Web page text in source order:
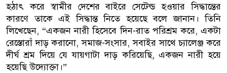
হঠাৎ করে স্বামীর দেশের বাইরে সেটেল্ড হওয়ার সিদ্ধান্তের
কারণে তাকে এই সিদ্ধান্ত নিতে হয়েছে বলে জানান। তিনি
লিখেছেন, “একজন নারী হিসেবে দিন-রাত পরিশ্রম করে, একটা
রেস্তোরাঁ দাড় করানো, সমাজ-সংসার, সবাইর সাথে চ্যালেঞ্জ করে
দীর্ঘ শ্রম দিয়ে যে যায়গাটা দাড় করিয়েছি, একজন নারী হয়ে
হয়েছি উদ্যোক্তা।”